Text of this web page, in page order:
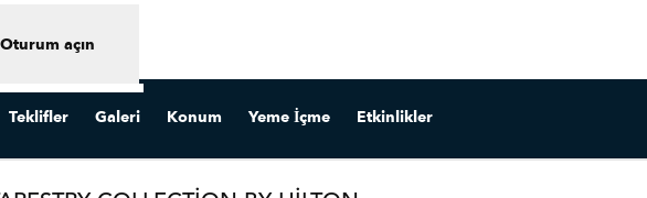
Oturum açın
Teklifler Galeri Konum Yeme İçme Etkinlikler